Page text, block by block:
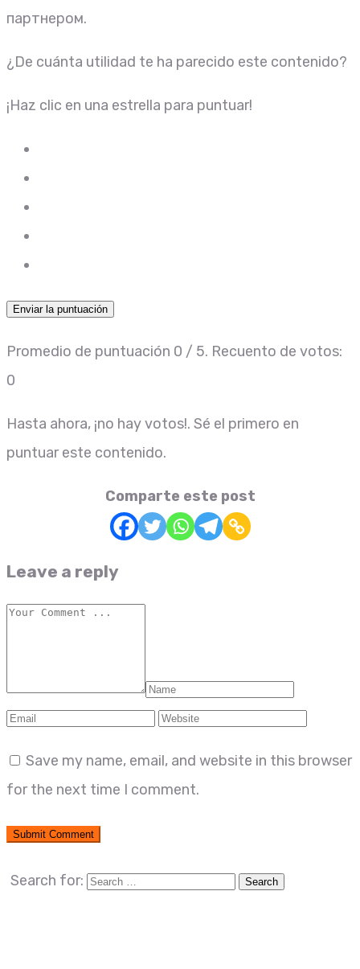
партнером.
¿De cuánta utilidad te ha parecido este contenido?
¡Haz clic en una estrella para puntuar!
Enviar la puntuación
Promedio de puntuación 0 / 5. Recuento de votos:
0
Hasta ahora, ¡no hay votos!. Sé el primero en
puntuar este contenido.
Comparte este post
Leave a reply
Save my name, email, and website in this browser
for the next time I comment.
Search for: